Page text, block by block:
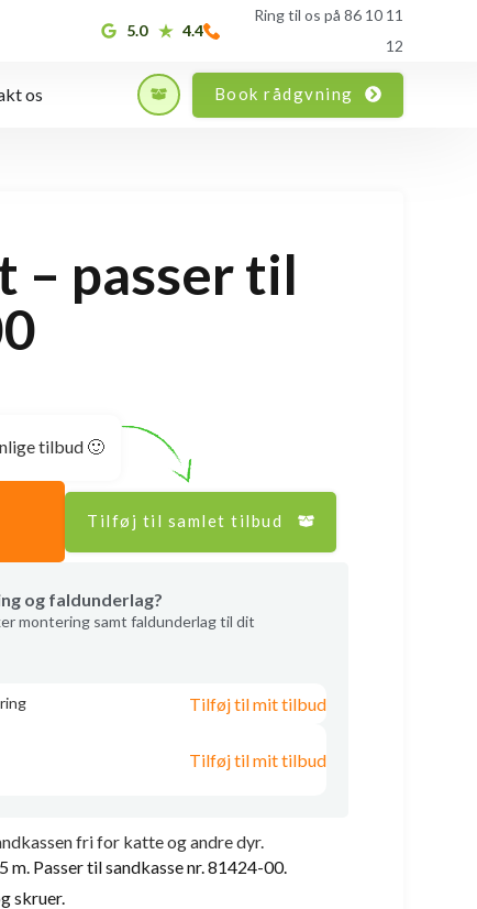
5.0 4.4
Ring til os på 86 10 11
12
os Book rådgvning
– passer til
tilbud 🙂
Tilføj til samlet tilbud
og faldunderlag?
montering samt faldunderlag til dit
Tilføj til mit tilbud
Tilføj til mit tilbud
fri for katte og andre dyr.
m. Passer til sandkasse nr. 81424-00.
skruer.